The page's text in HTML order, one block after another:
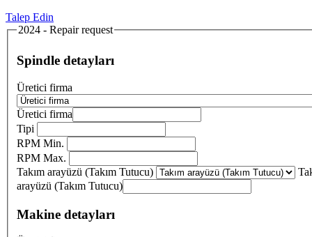
Talep Edin
2024 - Repair request
Spindle detayları
Üretici firma
Üretici firma
Tipi
RPM Min.
RPM Max.
Takım arayüzü (Takım Tutucu)
arayüzü (Takım Tutucu)
Makine detayları